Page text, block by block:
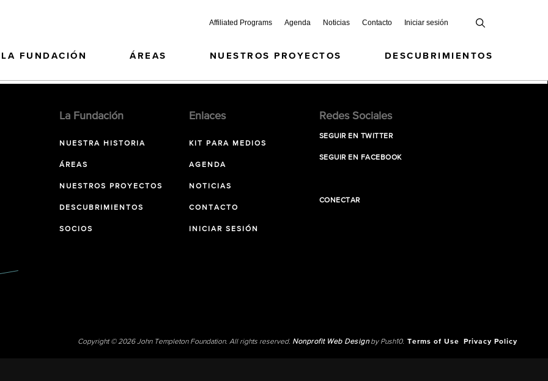
Affiliated Programs Agenda Noticias Contacto Iniciar sesión
LA FUNDACIÓN ÁREAS NUESTROS PROYECTOS DESCUBRIMIENTOS
La Fundación
NUESTRA HISTORIA
ÁREAS
NUESTROS PROYECTOS
DESCUBRIMIENTOS
SOCIOS
Enlaces
KIT PARA MEDIOS
AGENDA
NOTICIAS
CONTACTO
INICIAR SESIÓN
Redes Sociales
SEGUIR EN TWITTER
SEGUIR EN FACEBOOK
CONECTAR
Copyright © 2026 John Templeton Foundation. All rights reserved. Nonprofit Web Designby Push10. Terms of Use Privacy Policy